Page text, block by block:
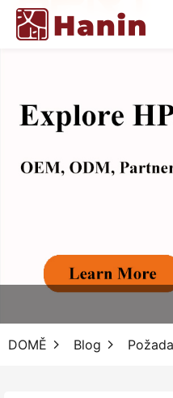
DOMĚ Blog